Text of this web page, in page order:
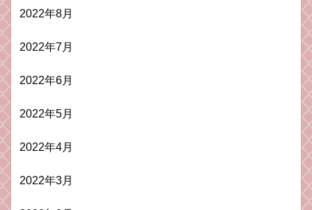
2022年8月
2022年7月
2022年6月
2022年5月
2022年4月
2022年3月